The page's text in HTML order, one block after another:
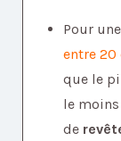
Pour une
entre 20
que le
le
de